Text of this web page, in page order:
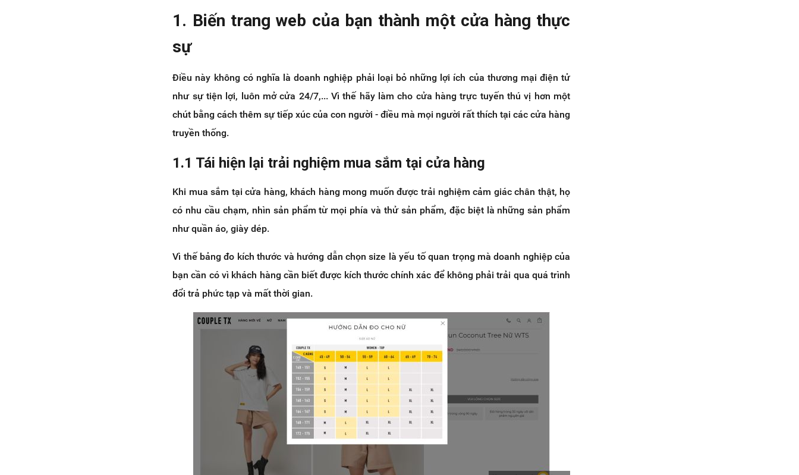
1. Biến trang web của bạn thành một cửa hàng thực
sự
Điều này không có nghĩa là doanh nghiệp phải loại bỏ những lợi ích của thương mại điện tử
như sự tiện lợi, luôn mở cửa 24/7,... Vì thế hãy làm cho cửa hàng trực tuyến thú vị hơn một
chút bằng cách thêm sự tiếp xúc của con người - điều mà mọi người rất thích tại các cửa hàng
truyền thống.
1.1 Tái hiện lại trải nghiệm mua sắm tại cửa hàng
Khi mua sắm tại cửa hàng, khách hàng mong muốn được trải nghiệm cảm giác chân thật, họ
có nhu cầu chạm, nhìn sản phẩm từ mọi phía và thử sản phẩm, đặc biệt là những sản phẩm
như quần áo, giày dép.
Vì thế bảng đo kích thước và hướng dẫn chọn size là yếu tố quan trọng mà doanh nghiệp của
bạn cần có vì khách hàng cần biết được kích thước chính xác để không phải trải qua quá trình
đổi trả phức tạp và mất thời gian.